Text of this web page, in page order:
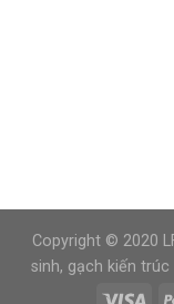
Copyright © 2020
sinh, gạch kiến